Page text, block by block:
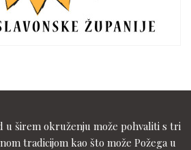
u širem okruženju može pohvaliti s tri
tradicijom kao što može Požega u